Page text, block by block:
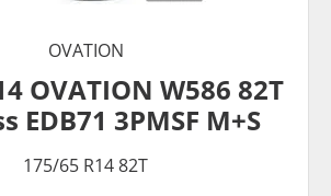
OVATION
OVATION W586 82T
EDB71 3PMSF M+S
175/65 R14 82T